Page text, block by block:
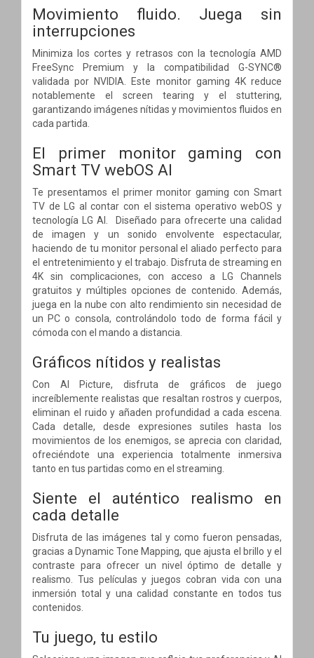
Movimiento fluido. Juega sin
interrupciones
Minimiza los cortes y retrasos con la tecnología AMD
FreeSync Premium y la compatibilidad G-SYNC®
validada por NVIDIA. Este monitor gaming 4K reduce
notablemente el screen tearing y el stuttering,
garantizando imágenes nítidas y movimientos fluidos en
cada partida.
El primer monitor gaming con
Smart TV webOS AI
Te presentamos el primer monitor gaming con Smart
TV de LG al contar con el sistema operativo webOS y
tecnología LG AI. Diseñado para ofrecerte una calidad
de imagen y un sonido envolvente espectacular,
haciendo de tu monitor personal el aliado perfecto para
el entretenimiento y el trabajo. Disfruta de streaming en
4K sin complicaciones, con acceso a LG Channels
gratuitos y múltiples opciones de contenido. Además,
juega en la nube con alto rendimiento sin necesidad de
un PC o consola, controlándolo todo de forma fácil y
cómoda con el mando a distancia.
Gráficos nítidos y realistas
Con AI Picture, disfruta de gráficos de juego
increíblemente realistas que resaltan rostros y cuerpos,
eliminan el ruido y añaden profundidad a cada escena.
Cada detalle, desde expresiones sutiles hasta los
movimientos de los enemigos, se aprecia con claridad,
ofreciéndote una experiencia totalmente inmersiva
tanto en tus partidas como en el streaming.
Siente el auténtico realismo en
cada detalle
Disfruta de las imágenes tal y como fueron pensadas,
gracias a Dynamic Tone Mapping, que ajusta el brillo y el
contraste para ofrecer un nivel óptimo de detalle y
realismo. Tus películas y juegos cobran vida con una
inmersión total y una calidad constante en todos tus
contenidos.
Tu juego, tu estilo